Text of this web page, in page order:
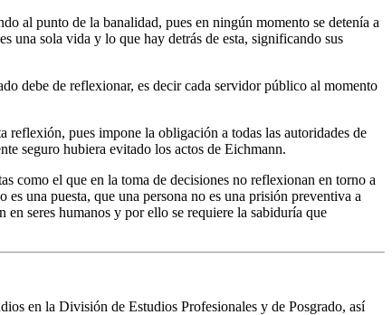
al punto de la banalidad, pues en ningún momento se detenía a
una sola vida y lo que hay detrás de esta, significando sus
debe de reflexionar, es decir cada servidor público al momento
pues impone la obligación a todas las autoridades de
seguro hubiera evitado los actos de Eichmann.
como el que en la toma de decisiones no reflexionan en torno a
una puesta, que una persona no es una prisión preventiva a
en seres humanos y por ello se requiere la sabiduría que
en la División de Estudios Profesionales y de Posgrado, así